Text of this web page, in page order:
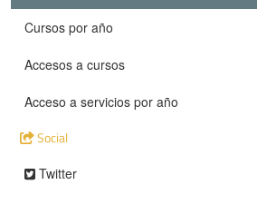
Cursos por año
Accesos a cursos
Acceso a servicios por año
Social
Twitter